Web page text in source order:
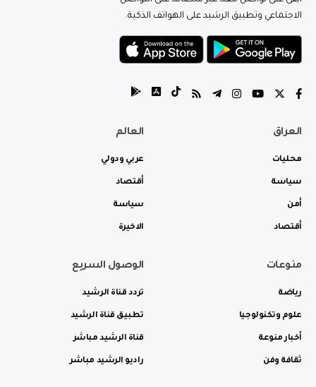
الاجتماعي وتطبيق الرشيد على الهواتف الذكية.
العراق
محليات
سياسة
أمن
أقتصاد
العالم
عربي ودولي
أقتصاد
سياسة
الاخيرة
منوعات
رياضة
علوم وتكنولوجيا
أخبار منوعة
ثقافة وفن
الوصول السريع
تردد قناة الرشيد
تطبيق قناة الرشيد
قناة الرشيد مباشر
راديو الرشيد مباشر